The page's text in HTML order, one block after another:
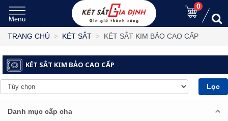
0
TRANG CHỦ KÉT SẮT KÉT SẮT KIM BẢO CAO CẤP
KÉT SẮT KIM BẢO CAO CẤP
Lọc
Danh mục cấp cha